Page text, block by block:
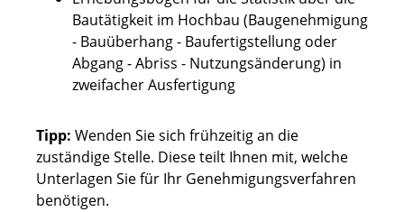
Bautätigkeit im Hochbau (Baugenehmigung
- Bauüberhang - Baufertigstellung oder
Abgang - Abriss - Nutzungsänderung) in
zweifacher Ausfertigung
Tipp: Wenden Sie sich frühzeitig an die
zuständige Stelle. Diese teilt Ihnen mit, welche
Unterlagen Sie für Ihr Genehmigungsverfahren
benötigen.